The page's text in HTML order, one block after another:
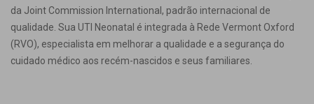
da Joint Commission International, padrão internacional de
qualidade. Sua UTI Neonatal é integrada à Rede Vermont Oxford
(RVO), especialista em melhorar a qualidade e a segurança do
cuidado médico aos recém-nascidos e seus familiares.